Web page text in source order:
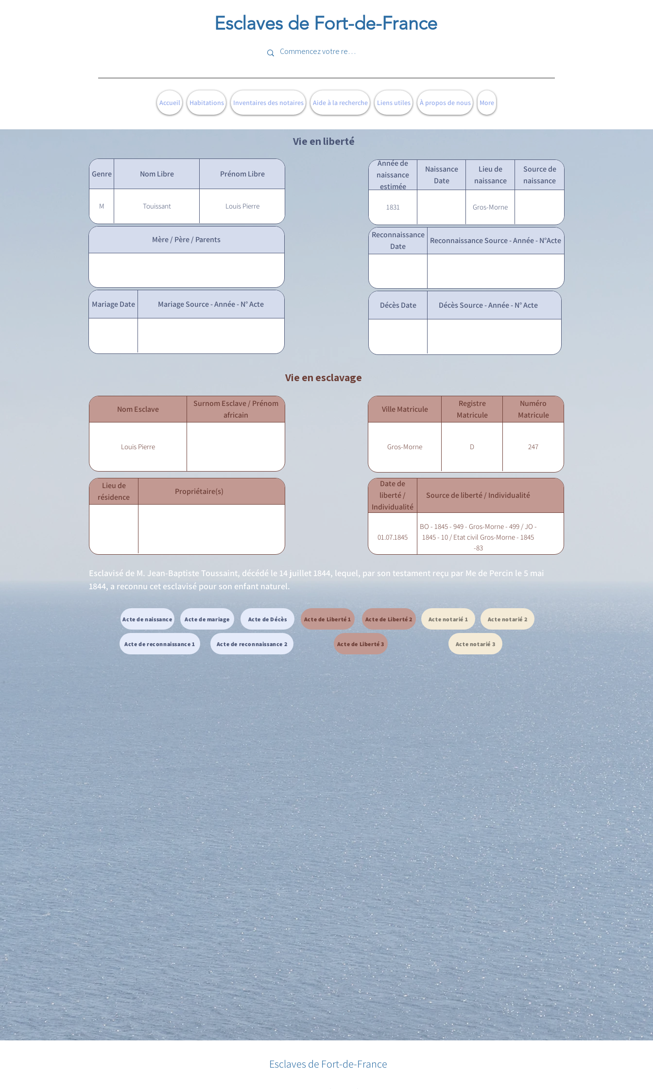
Esclaves de Fort-de-France
Accueil Habitations Inventaires des notaires Aide à la recherche Liens utiles À propos de nous More
Vie en liberté
Genre Nom Libre Prénom Libre
M Touissant Louis Pierre
Année de
naissance
estimée
Naissance
Date
Lieu de
naissance
Source de
naissance
1831 Gros-Morne
Mère / Père / Parents
Mariage Date Mariage Source - Année - N° Acte
Reconnaissance
Date
Reconnaissance Source - Année - N°Acte
Décès Date Décès Source - Année - N° Acte
Vie en esclavage
Nom Esclave
Surnom Esclave / Prénom
africain
Louis Pierre
Ville Matricule
Registre
Matricule
Numéro
Matricule
Gros-Morne D 247
Lieu de
résidence
Propriétaire(s)
Date de
liberté /
Individualité
Source de liberté / Individualité
01.07.1845
BO - 1845 - 949 - Gros-Morne - 499 / JO -
1845 - 10 / Etat civil Gros-Morne - 1845
-83
Esclavisé de M. Jean-Baptiste Toussaint, décédé le 14 juillet 1844, lequel, par son testament reçu par Me de Percin le 5 mai
1844, a reconnu cet esclavisé pour son enfant naturel.
Acte de naissance Acte de mariage Acte de Décès
Acte de reconnaissance 1 Acte de reconnaissance 2
Acte de Liberté 1 Acte de Liberté 2
Acte de Liberté 3
Acte notarié 1 Acte notarié 2
Acte notarié 3
Esclaves de Fort-de-France